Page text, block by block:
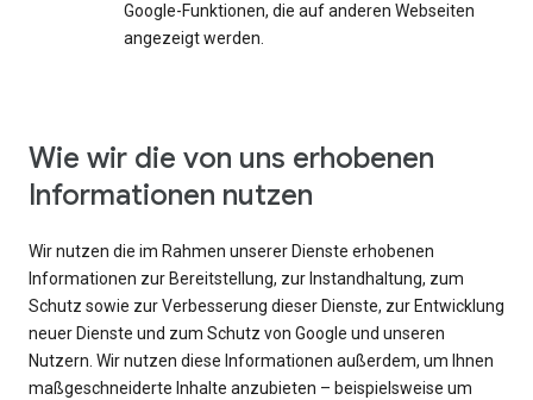
Google-Funktionen, die auf anderen Webseiten
angezeigt werden.
Wie wir die von uns erhobenen
Informationen nutzen
Wir nutzen die im Rahmen unserer Dienste erhobenen
Informationen zur Bereitstellung, zur Instandhaltung, zum
Schutz sowie zur Verbesserung dieser Dienste, zur Entwicklung
neuer Dienste und zum Schutz von Google und unseren
Nutzern. Wir nutzen diese Informationen außerdem, um Ihnen
maßgeschneiderte Inhalte anzubieten – beispielsweise um